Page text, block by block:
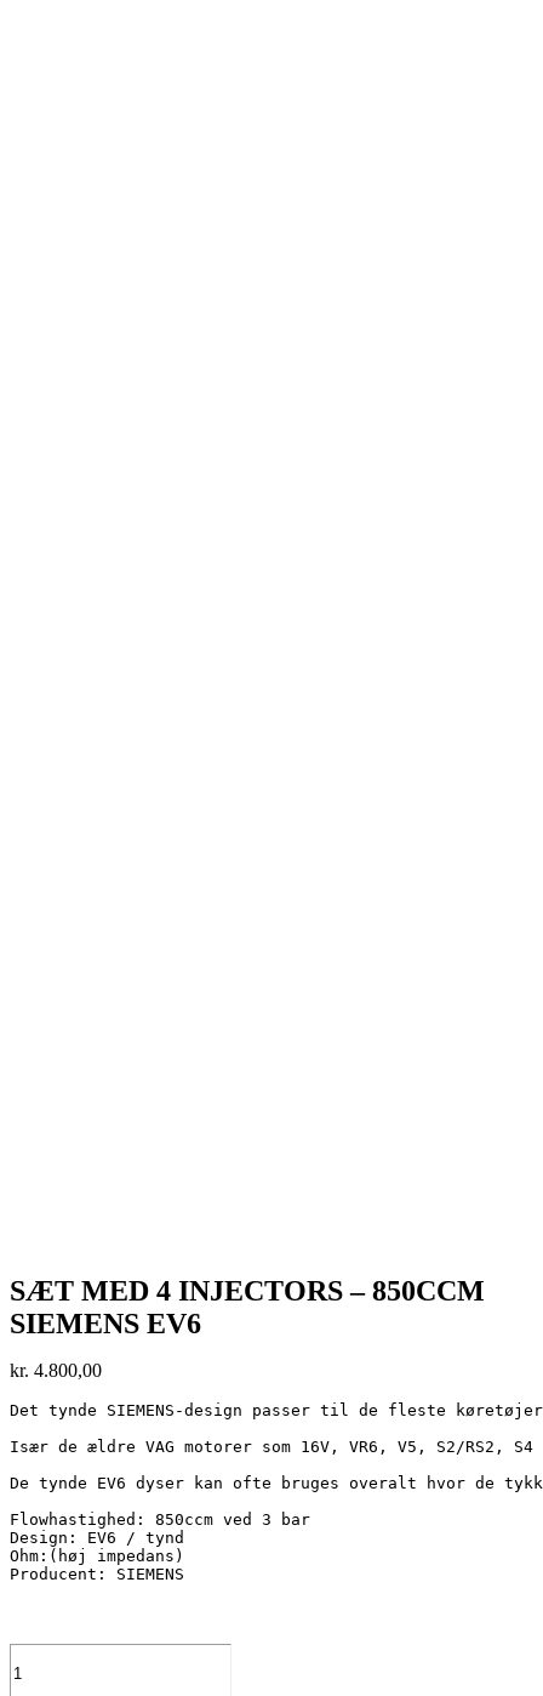
SÆT MED 4 INJECTORS – 850CCM
SIEMENS EV6
kr. 4.800,00
Det tynde SIEMENS-design passer til de fleste
Især de ældre VAG motorer som 16V, VR6, V5, S2/RS2,
De tynde EV6 dyser kan ofte bruges overalt hvor de
Flowhastighed: 850ccm ved 3 bar
Design: EV6 / tynd
Ohm:(høj impedans)
Producent: SIEMENS
med